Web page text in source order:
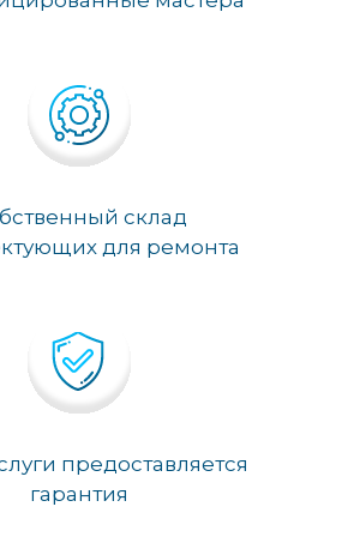
склад
для ремонта
предоставляется
гарантия